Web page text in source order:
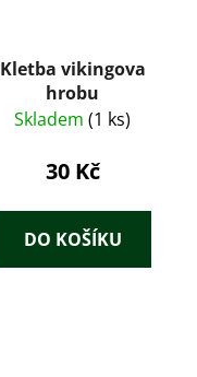
Kletba vikingova
hrobu
Skladem (1 ks)
30 Kč
DO KOŠÍKU